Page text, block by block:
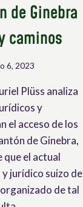
de Ginebra
caminos
6, 2023
Plüss analiza
y
el acceso de los
de Ginebra,
que el actual
jurídico suizo de
de tal